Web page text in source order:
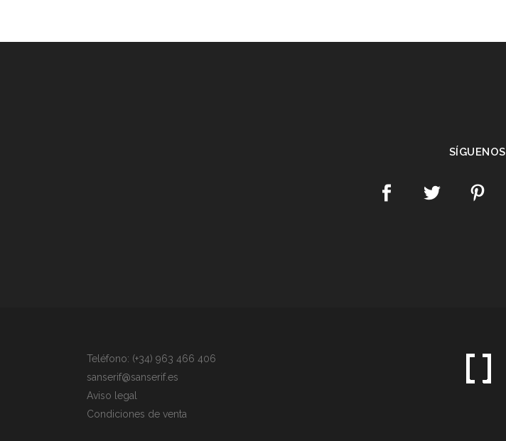
SÍGUENOS
Teléfono: (+34) 963 466 406
sanserif@sanserif.es
Aviso legal
Condiciones de venta